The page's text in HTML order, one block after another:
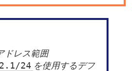
ドレス範囲
24 を使用するデフ